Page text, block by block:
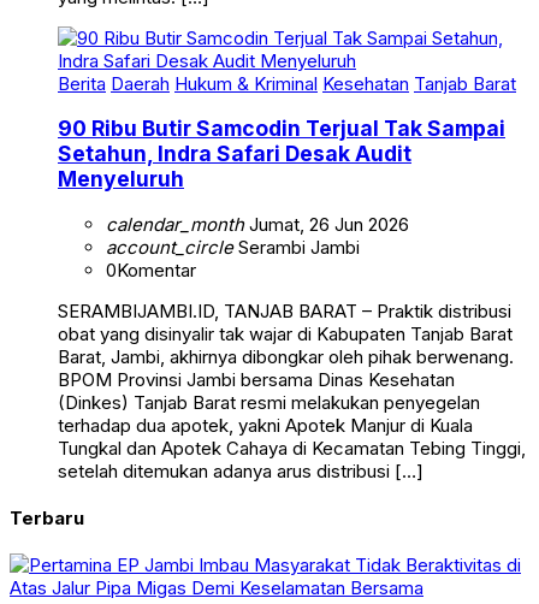
Berita Daerah Hukum & Kriminal Kesehatan Tanjab Barat
90 Ribu Butir Samcodin Terjual Tak Sampai
Setahun, Indra Safari Desak Audit
Menyeluruh
calendar_monthJumat, 26 Jun 2026
account_circleSerambi Jambi
0Komentar
SERAMBIJAMBI.ID, TANJAB BARAT – Praktik distribusi
obat yang disinyalir tak wajar di Kabupaten Tanjab Barat
Barat, Jambi, akhirnya dibongkar oleh pihak berwenang.
BPOM Provinsi Jambi bersama Dinas Kesehatan
(Dinkes) Tanjab Barat resmi melakukan penyegelan
terhadap dua apotek, yakni Apotek Manjur di Kuala
Tungkal dan Apotek Cahaya di Kecamatan Tebing Tinggi,
setelah ditemukan adanya arus distribusi […]
Terbaru